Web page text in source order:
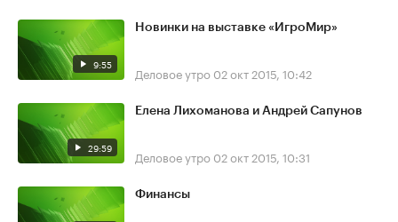
9:55
Новинки на выставке «ИгроМир»
Деловое утро 02 окт 2015, 10:42
29:59
Елена Лихоманова и Андрей Сапунов
Деловое утро 02 окт 2015, 10:31
Финансы